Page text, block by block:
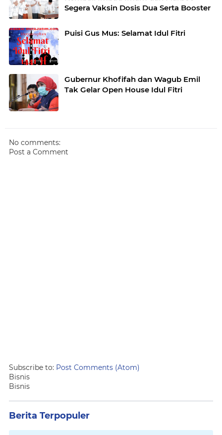
Segera Vaksin Dosis Dua Serta Booster
Puisi Gus Mus: Selamat Idul Fitri
Gubernur Khofifah dan Wagub Emil
Tak Gelar Open House Idul Fitri
No comments:
Post a Comment
Subscribe to: Post Comments (Atom)
Bisnis
Bisnis
Berita Terpopuler